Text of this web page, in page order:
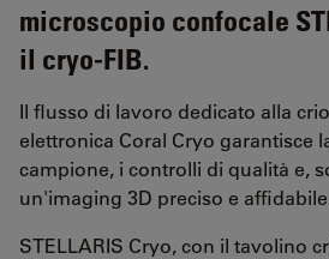
microscopio confocale
il cryo-FIB.
Il flusso di lavoro dedicato alla
elettronica Coral Cryo garantisce
campione, i controlli di qualità e,
un'imaging 3D preciso e
STELLARIS Cryo, con il tavolino